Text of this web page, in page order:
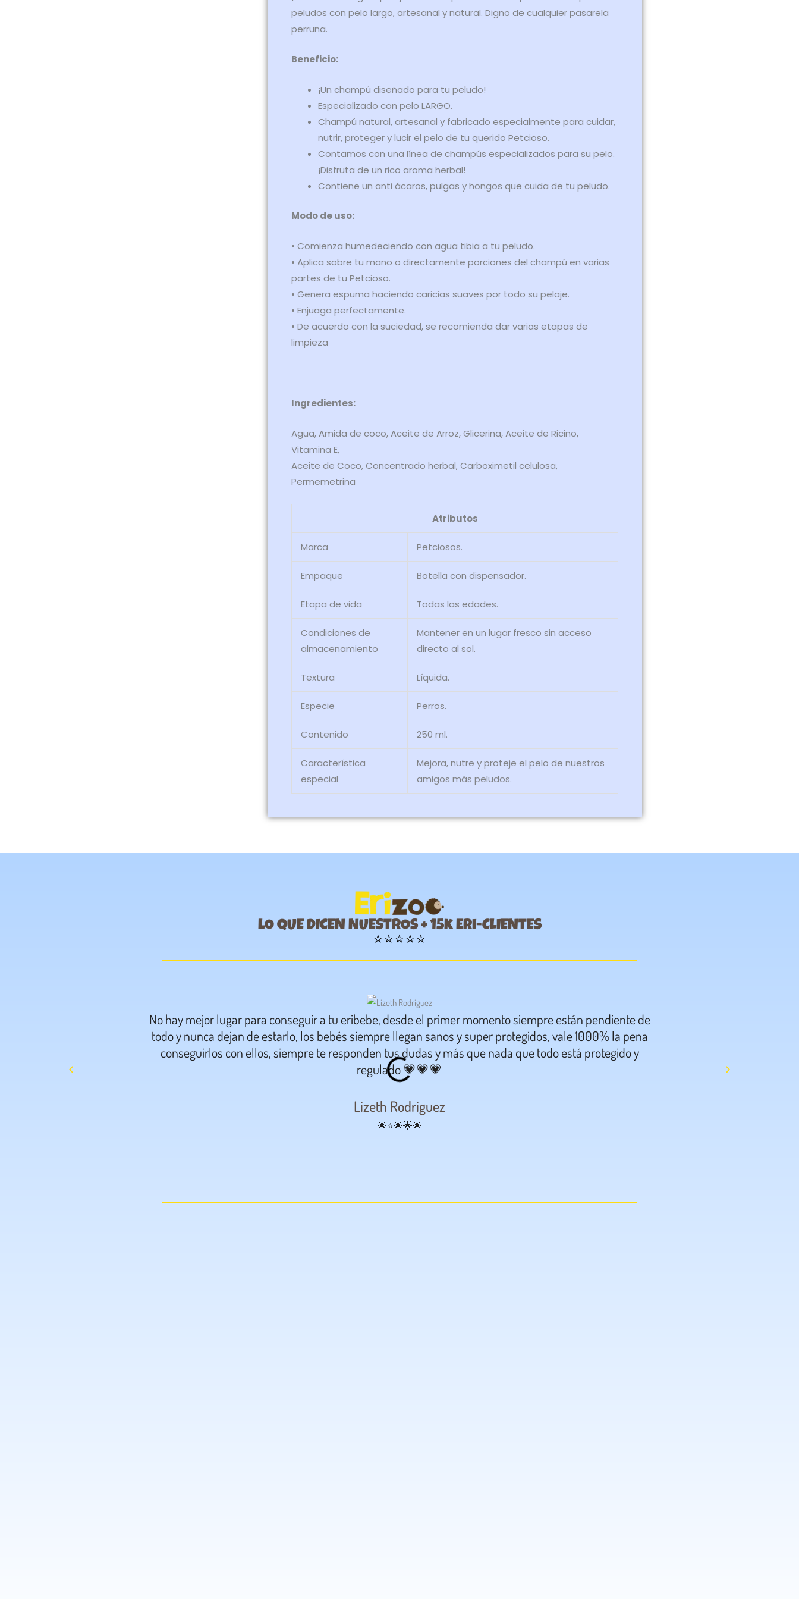
peludos con pelo largo, artesanal y natural. Digno de cualquier pasarela
perruna.
Beneficio:
¡Un champú diseñado para tu peludo!
Especializado con pelo LARGO.
Champú natural, artesanal y fabricado especialmente para cuidar,
nutrir, proteger y lucir el pelo de tu querido Petcioso.
Contamos con una línea de champús especializados para su pelo.
¡Disfruta de un rico aroma herbal!
Contiene un anti ácaros, pulgas y hongos que cuida de tu peludo.
Modo de uso:
• Comienza humedeciendo con agua tibia a tu peludo.
• Aplica sobre tu mano o directamente porciones del champú en varias
partes de tu Petcioso.
• Genera espuma haciendo caricias suaves por todo su pelaje.
• Enjuaga perfectamente.
• De acuerdo con la suciedad, se recomienda dar varias etapas de
limpieza
Ingredientes:
Agua, Amida de coco, Aceite de Arroz, Glicerina, Aceite de Ricino,
Vitamina E,
Aceite de Coco, Concentrado herbal, Carboximetil celulosa,
Permemetrina
Atributos
Marca Petciosos.
Empaque Botella con dispensador.
Etapa de vida Todas las edades.
Condiciones de
almacenamiento
Mantener en un lugar fresco sin acceso
directo al sol.
Textura Líquida.
Especie Perros.
Contenido 250 ml.
Característica
especial
Mejora, nutre y proteje el pelo de nuestros
amigos más peludos.
lO QUE DICEN NUESTROS + 15k ERI-CLIENTES
⭐⭐⭐⭐⭐
No hay mejor lugar para conseguir a tu eribebe, desde el primer momento siempre están pendiente de
todo y nunca dejan de estarlo, los bebés siempre llegan sanos y super protegidos, vale 1000% la pena
conseguirlos con ellos, siempre te responden tus dudas y más que nada que todo está protegido y
regulado 💗💗💗
Lizeth Rodriguez
🌟⭐🌟🌟🌟